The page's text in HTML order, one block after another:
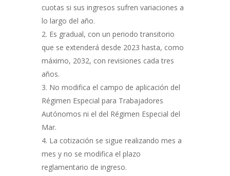
cuotas si sus ingresos sufren variaciones a
lo largo del año.
Es gradual, con un periodo transitorio
que se extenderá desde 2023 hasta, como
máximo, 2032, con revisiones cada tres
años.
No modifica el campo de aplicación del
Régimen Especial para Trabajadores
Autónomos ni el del Régimen Especial del
Mar.
La cotización se sigue realizando mes a
mes y no se modifica el plazo
reglamentario de ingreso.